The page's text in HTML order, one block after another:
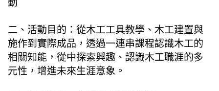
二、活動目的：從木工工具教學、木工建置與
施作到實際成品，透過一連串課程認識木工的
相關知能，從中探索興趣、認識木工職涯的多
元性，增進未來生涯意象。